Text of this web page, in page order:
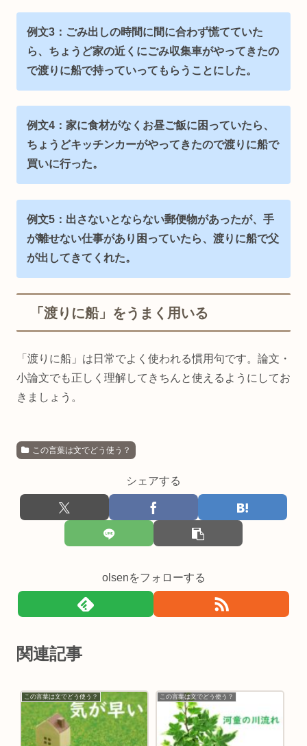
例文3：ごみ出しの時間に間に合わず慌てていた
ら、ちょうど家の近くにごみ収集車がやってきたの
で渡りに船で持っていってもらうことにした。
例文4：家に食材がなくお昼ご飯に困っていたら、
ちょうどキッチンカーがやってきたので渡りに船で
買いに行った。
例文5：出さないとならない郵便物があったが、手
が離せない仕事があり困っていたら、渡りに船で父
が出してきてくれた。
「渡りに船」をうまく用いる
「渡りに船」は日常でよく使われる慣用句です。論文・
小論文でも正しく理解してきちんと使えるようにしてお
きましょう。
この言葉は文でどう使う？
シェアする
olsenをフォローする
関連記事
この言葉は文でどう使う？ この言葉は文でどう使う？